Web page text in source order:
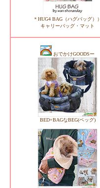
＊HUG4 BAG（ハグバッグ））
キャリーバッグ・マット
おでかけGOODSー
BED+BAGなBEG(ベッグ)